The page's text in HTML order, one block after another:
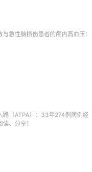
急性脑损伤患者的颅内高血压：
路（ATPA）：33年274例病例经
、分享！